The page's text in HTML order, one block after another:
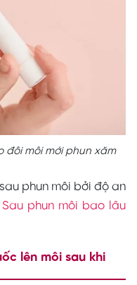
đôi môi mới phun xăm
phun môi bởi độ an
Sau phun môi bao lâu
lên môi sau khi